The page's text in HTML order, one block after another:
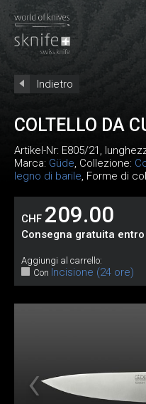
Indietro
COLTELLO DA
Artikel-Nr: E805/21 ,
Marca: Güde, Collezione:
legno di barile, Forme di
CHF 209.00
Consegna gratuita entro
Aggiungi al carrello:
Con Incisione (24 ore)